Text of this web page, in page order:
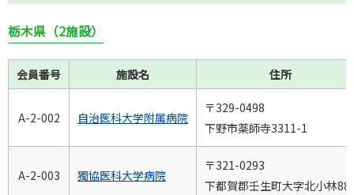
栃木県（2施設）
会員番号 施設名 住所
A-2-002 自治医科大学附属病院
〒329-0498
下野市薬師寺3311-1
A-2-003 獨協医科大学病院
〒321-0293
下都賀郡壬生町大字北小林